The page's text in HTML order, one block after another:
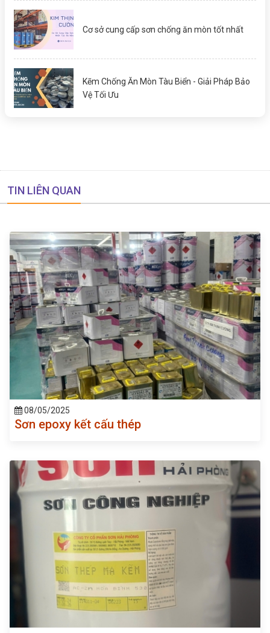
Cơ sở cung cấp sơn chống ăn mòn tốt nhất
Kẽm Chống Ăn Mòn Tàu Biển - Giải Pháp Bảo
Vệ Tối Ưu
TIN LIÊN QUAN
08/05/2025
Sơn epoxy kết cấu thép